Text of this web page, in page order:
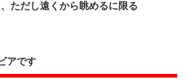
ただし遠くから眺めるに限る
アです